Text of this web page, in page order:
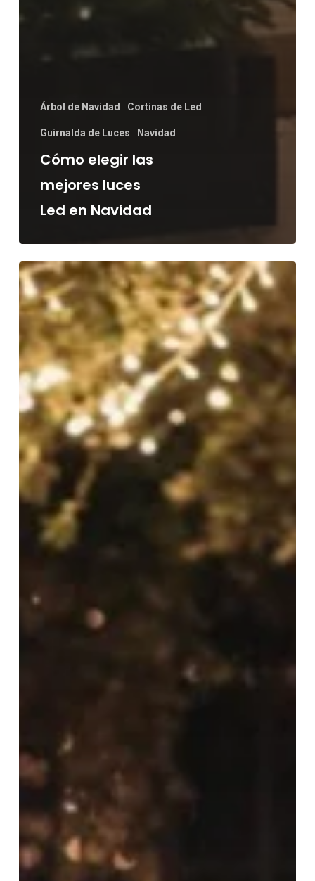
Árbol de Navidad Cortinas de Led
Guirnalda de Luces Navidad
Cómo elegir las
mejores luces
Led en Navidad
CELEBRA
SAN
VALENTÍN
TODOS
LOS
DIAS
DEL
AÑO